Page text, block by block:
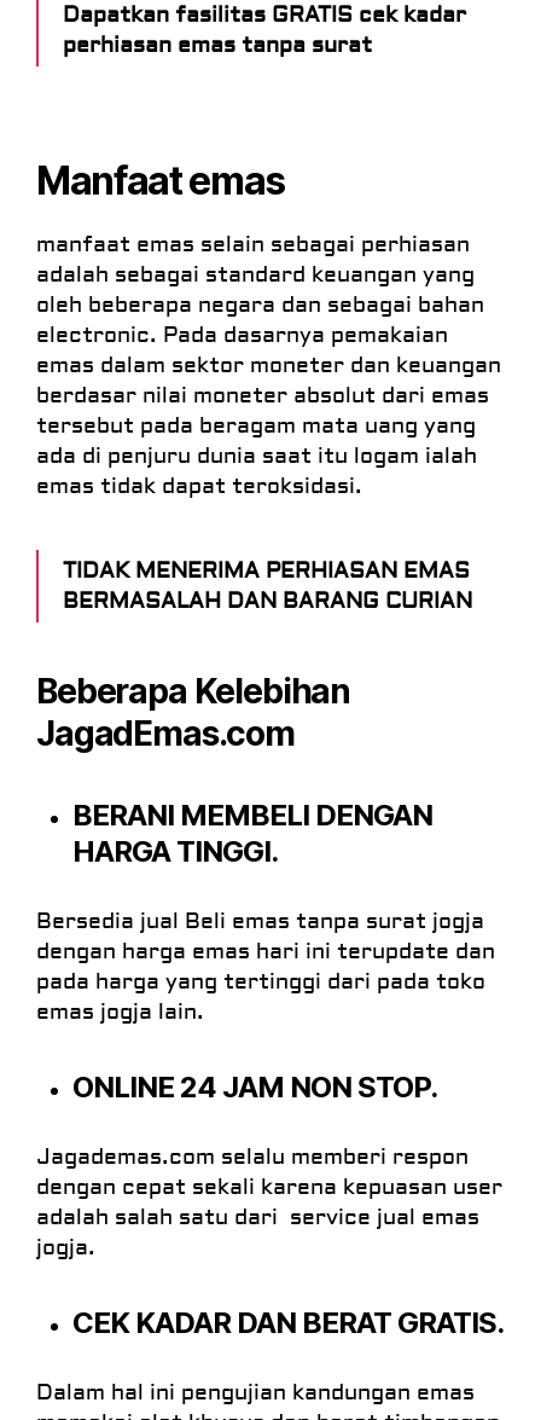
Dapatkan fasilitas GRATIS cek kadar
perhiasan emas tanpa surat
Manfaat emas
manfaat emas selain sebagai perhiasan
adalah sebagai standard keuangan yang
oleh beberapa negara dan sebagai bahan
electronic. Pada dasarnya pemakaian
emas dalam sektor moneter dan keuangan
berdasar nilai moneter absolut dari emas
tersebut pada beragam mata uang yang
ada di penjuru dunia saat itu logam ialah
emas tidak dapat teroksidasi.
TIDAK MENERIMA PERHIASAN EMAS
BERMASALAH DAN BARANG CURIAN
Beberapa Kelebihan
JagadEmas.com
BERANI MEMBELI DENGAN
HARGA TINGGI.
Bersedia jual Beli emas tanpa surat jogja
dengan harga emas hari ini terupdate dan
pada harga yang tertinggi dari pada toko
emas jogja lain.
ONLINE 24 JAM NON STOP.
Jagademas.com selalu memberi respon
dengan cepat sekali karena kepuasan user
adalah salah satu dari service jual emas
jogja.
CEK KADAR DAN BERAT GRATIS.
Dalam hal ini pengujian kandungan emas